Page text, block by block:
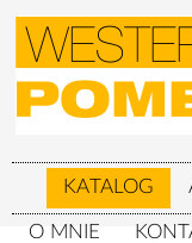
KATALOG
O MNIE